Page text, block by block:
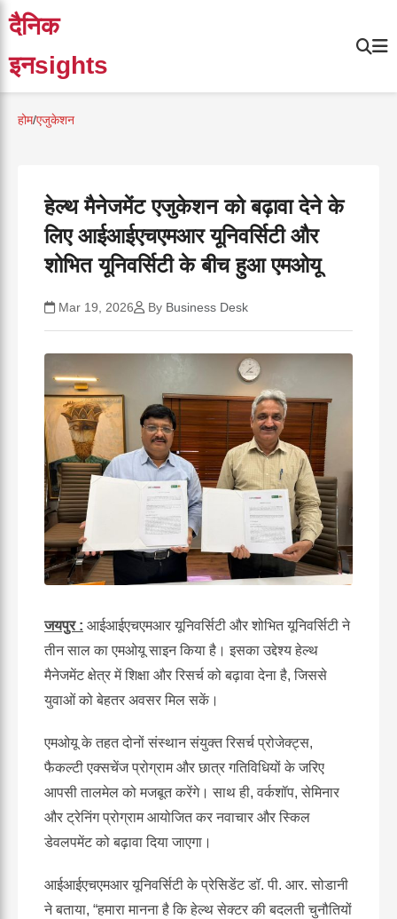
दैनिक
इनsights
होम/एजुकेशन
हेल्थ मैनेजमेंट एजुकेशन को बढ़ावा देने के
लिए आईआईएचएमआर यूनिवर्सिटी और
शोभित यूनिवर्सिटी के बीच हुआ एमओयू
Mar 19, 2026 By Business Desk
जयपुर: आईआईएचएमआर यूनिवर्सिटी और शोभित यूनिवर्सिटी ने
तीन साल का एमओयू साइन किया है। इसका उद्देश्य हेल्थ
मैनेजमेंट क्षेत्र में शिक्षा और रिसर्च को बढ़ावा देना है,जिससे
युवाओं को बेहतर अवसर मिल सकें।
एमओयू के तहत दोनों संस्थान संयुक्त रिसर्च प्रोजेक्ट्स,
फैकल्टी एक्सचेंज प्रोग्राम और छात्र गतिविधियों के जरिए
आपसी तालमेल को मजबूत करेंगे। साथ ही,वर्कशॉप,सेमिनार
और ट्रेनिंग प्रोग्राम आयोजित कर नवाचार और स्किल
डेवलपमेंट को बढ़ावा दिया जाएगा।
आईआईएचएमआर यूनिवर्सिटी के प्रेसिडेंट डॉ.पी. आर.सोडानी
ने बताया, “हमारा मानना है कि हेल्थ सेक्टर की बदलती चुनौतियों